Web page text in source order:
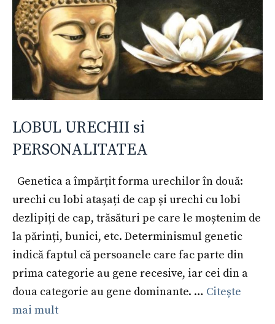
LOBUL URECHII si
PERSONALITATEA
Genetica a împărțit forma urechilor în două:
urechi cu lobi atașați de cap și urechi cu lobi
dezlipiți de cap, trăsături pe care le moștenim de
la părinți, bunici, etc. Determinismul genetic
indică faptul că persoanele care fac parte din
prima categorie au gene recesive, iar cei din a
doua categorie au gene dominante. … Citește
mai mult